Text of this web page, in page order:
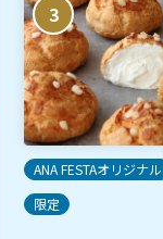
3
ANA FESTAオリジナル
限定